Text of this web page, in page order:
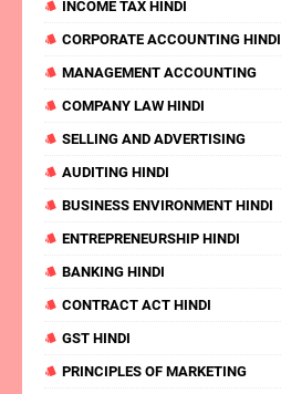
INCOME TAX HINDI
CORPORATE ACCOUNTING HINDI
MANAGEMENT ACCOUNTING
COMPANY LAW HINDI
SELLING AND ADVERTISING
AUDITING HINDI
BUSINESS ENVIRONMENT HINDI
ENTREPRENEURSHIP HINDI
BANKING HINDI
CONTRACT ACT HINDI
GST HINDI
PRINCIPLES OF MARKETING